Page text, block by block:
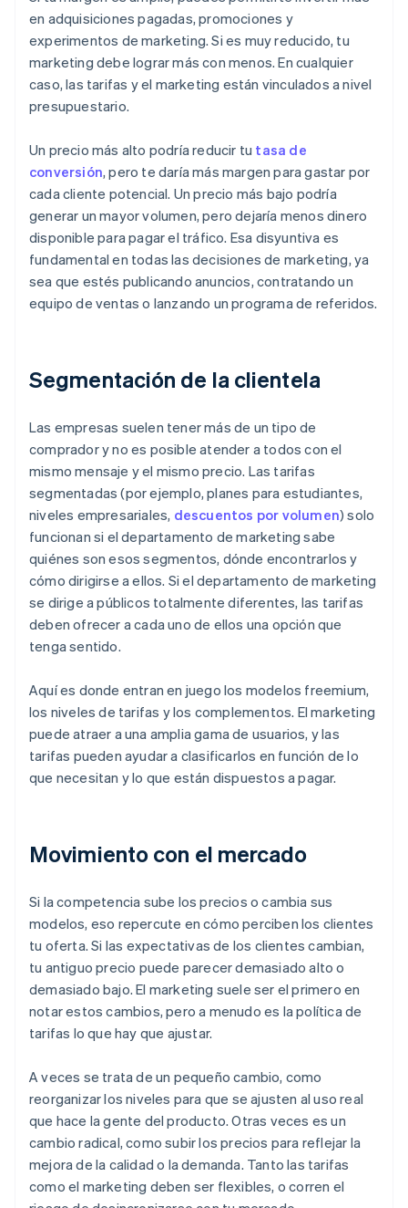
en adquisiciones pagadas, promociones y
experimentos de marketing. Si es muy reducido, tu
marketing debe lograr más con menos. En cualquier
caso, las tarifas y el marketing están vinculados a nivel
presupuestario.
Un precio más alto podría reducir tu tasa de
conversión, pero te daría más margen para gastar por
cada cliente potencial. Un precio más bajo podría
generar un mayor volumen, pero dejaría menos dinero
disponible para pagar el tráfico. Esa disyuntiva es
fundamental en todas las decisiones de marketing, ya
sea que estés publicando anuncios, contratando un
equipo de ventas o lanzando un programa de referidos.
Segmentación de la clientela
Las empresas suelen tener más de un tipo de
comprador y no es posible atender a todos con el
mismo mensaje y el mismo precio. Las tarifas
segmentadas (por ejemplo, planes para estudiantes,
niveles empresariales, descuentos por volumen) solo
funcionan si el departamento de marketing sabe
quiénes son esos segmentos, dónde encontrarlos y
cómo dirigirse a ellos. Si el departamento de marketing
se dirige a públicos totalmente diferentes, las tarifas
deben ofrecer a cada uno de ellos una opción que
tenga sentido.
Aquí es donde entran en juego los modelos freemium,
los niveles de tarifas y los complementos. El marketing
puede atraer a una amplia gama de usuarios, y las
tarifas pueden ayudar a clasificarlos en función de lo
que necesitan y lo que están dispuestos a pagar.
Movimiento con el mercado
Si la competencia sube los precios o cambia sus
modelos, eso repercute en cómo perciben los clientes
tu oferta. Si las expectativas de los clientes cambian,
tu antiguo precio puede parecer demasiado alto o
demasiado bajo. El marketing suele ser el primero en
notar estos cambios, pero a menudo es la política de
tarifas lo que hay que ajustar.
A veces se trata de un pequeño cambio, como
reorganizar los niveles para que se ajusten al uso real
que hace la gente del producto. Otras veces es un
cambio radical, como subir los precios para reflejar la
mejora de la calidad o la demanda. Tanto las tarifas
como el marketing deben ser flexibles, o corren el